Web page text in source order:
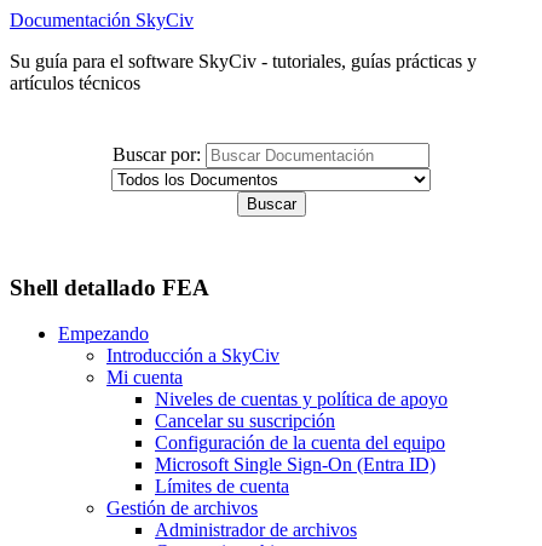
Documentación SkyCiv
Su guía para el software SkyCiv - tutoriales, guías prácticas y
artículos técnicos
Buscar por:
Shell detallado FEA
Empezando
Introducción a SkyCiv
Mi cuenta
Niveles de cuentas y política de apoyo
Cancelar su suscripción
Configuración de la cuenta del equipo
Microsoft Single Sign-On (Entra ID)
Límites de cuenta
Gestión de archivos
Administrador de archivos